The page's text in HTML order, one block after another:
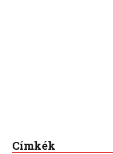
Címkék